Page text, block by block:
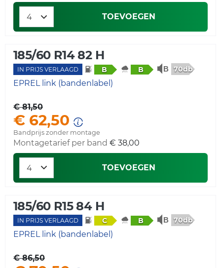
TOEVOEGEN
185/60 R14 82 H
IN PRIJS VERLAAGD B B 70db
EPREL link (bandenlabel)
€ 81,50
€ 62,50
Bandprijs zonder montage
Montagetarief per band € 38,00
TOEVOEGEN
185/60 R15 84 H
IN PRIJS VERLAAGD C B 70db
EPREL link (bandenlabel)
€ 86,50